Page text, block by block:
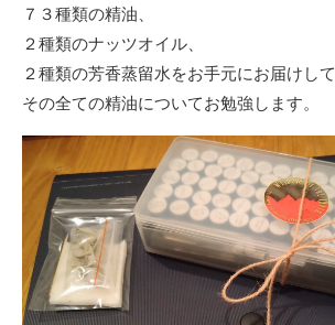
７３種類の精油、
２種類のナッツオイル、
２種類の芳香蒸留水をお手元にお届けして
その全ての精油についてお勉強します。